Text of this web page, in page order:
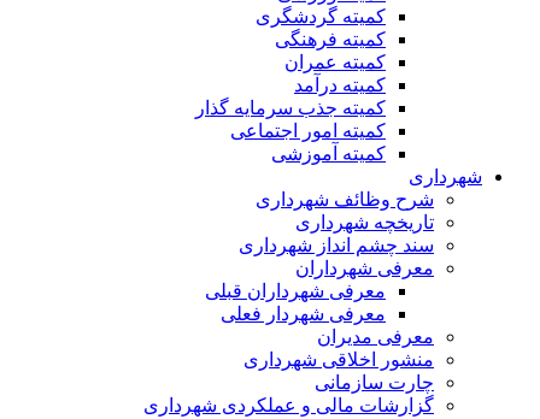
کمیته گردشگری
کمیته فرهنگی
کمیته عمران
کمیته درآمد
کمیته جذب سرمایه گذار
کمیته امور اجتماعی
کمیته آموزشی
شهرداری
شرح وظائف شهرداری
تاریخچه شهرداری
سند چشم انداز شهرداری
معرفی شهرداران
معرفی شهرداران قبلی
معرفی شهردار فعلی
معرفی مدیران
منشور اخلاقی شهرداری
چارت سازمانی
گزارشات مالی و عملکردی شهرداری